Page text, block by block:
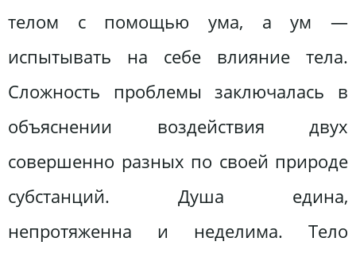
телом с помощью ума, а ум —
испытывать на себе влияние тела.
Сложность проблемы заключалась в
объяснении воздействия двух
совершенно разных по своей природе
субстанций. Душа едина,
непротяженна и неделима. Тело